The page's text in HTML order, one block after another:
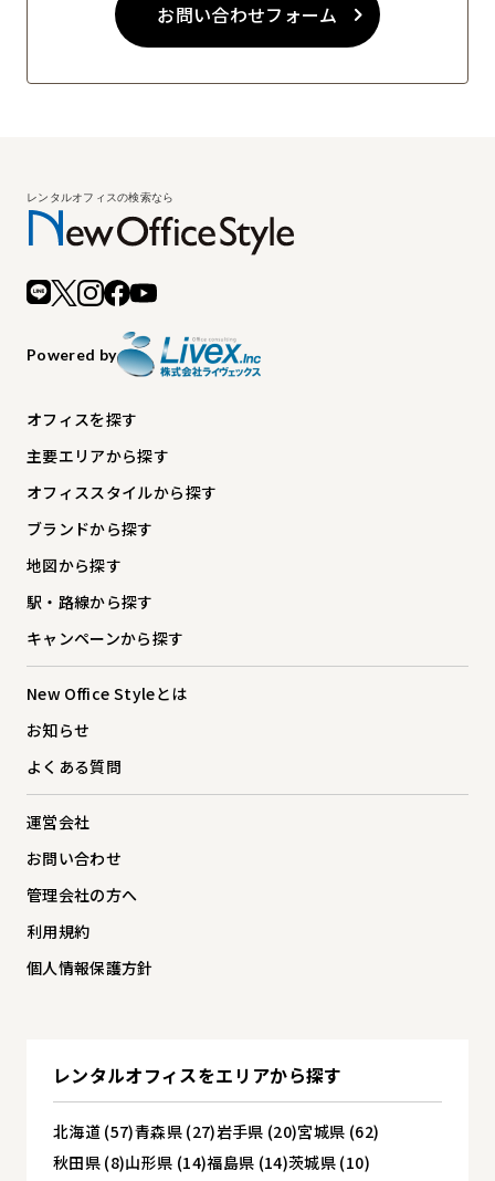
お問い合わせフォーム
Powered by
オフィスを探す
主要エリアから探す
オフィススタイルから探す
ブランドから探す
地図から探す
駅・路線から探す
キャンペーンから探す
New Office Styleとは
お知らせ
よくある質問
運営会社
お問い合わせ
管理会社の方へ
利用規約
個人情報保護方針
レンタルオフィスをエリアから探す
北海道 (57)青森県 (27)岩手県 (20)宮城県 (62)
秋田県 (8)山形県 (14)福島県 (14)茨城県 (10)